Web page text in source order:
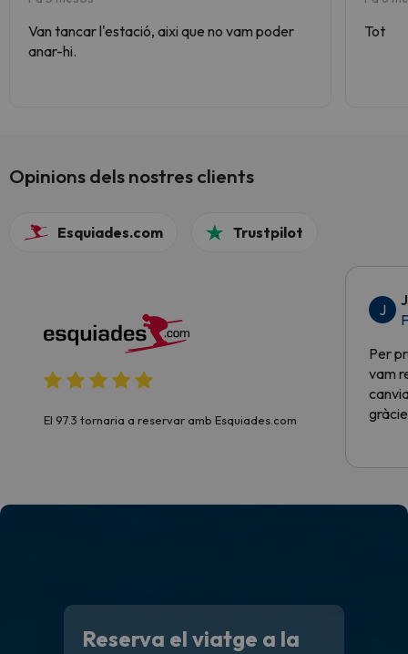
Van tancar l'estació, aixi que no vam poder
anar-hi.
Tot
Opinions dels nostres clients
Esquiades.com Trustpilot
El 97.3 tornaria a reservar amb Esquiades.com
J
Per
vam
Reserva el viatge a la